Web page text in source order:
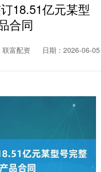
18.51亿元某型
合同
联富配资
日期：2026-06-05